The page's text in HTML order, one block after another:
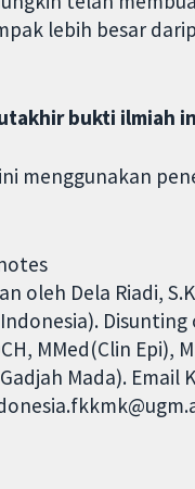
lebih besar
bukti ilmiah
menggunakan
oleh Dela Riadi,
Disunting
MMed(Clin Epi),
Mada). Email